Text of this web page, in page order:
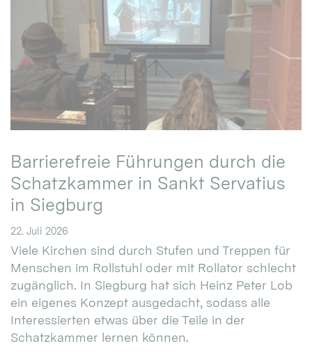
Barrierefreie Führungen durch die
Schatzkammer in Sankt Servatius
in Siegburg
22. Juli 2026
Viele Kirchen sind durch Stufen und Treppen für
Menschen im Rollstuhl oder mit Rollator schlecht
zugänglich. In Siegburg hat sich Heinz Peter Lob
ein eigenes Konzept ausgedacht, sodass alle
Interessierten etwas über die Teile in der
Schatzkammer lernen können.